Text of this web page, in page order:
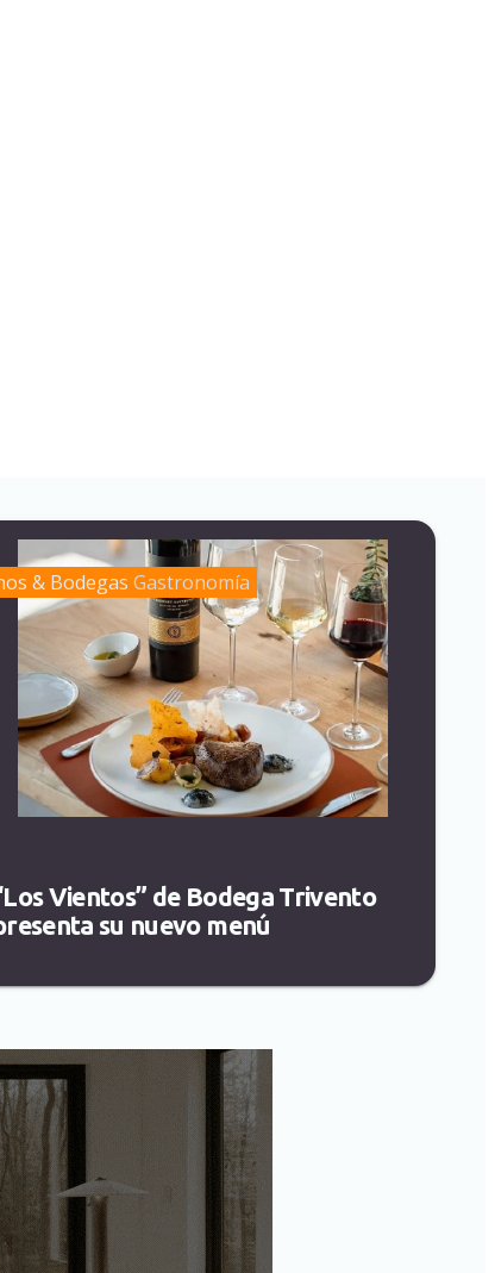
& Bodegas Gastronomía
Vientos” de Bodega Trivento
su nuevo menú